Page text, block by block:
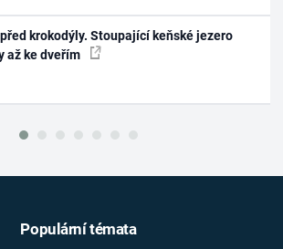
krokodýly. Stoupající keňské jezero
až ke dveřím
Populární témata